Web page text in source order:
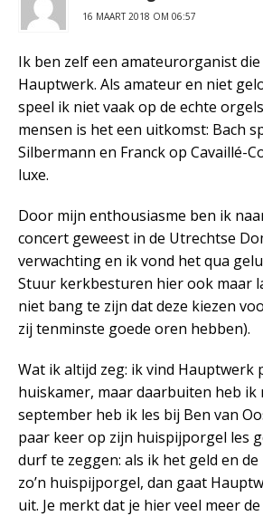
16 MAART 2018 OM 06:57
Ik ben zelf een amateurorganist
Hauptwerk. Als amateur en niet
speel ik niet vaak op de echte
mensen is het een uitkomst: Bach
Silbermann en Franck op Cavaillé-
luxe.
Door mijn enthousiasme ben ik
concert geweest in de Utrechtse
verwachting en ik vond het qua
Stuur kerkbesturen hier ook maar
niet bang te zijn dat deze kiezen
zij tenminste goede oren hebben).
Wat ik altijd zeg: ik vind Hauptwerk
huiskamer, maar daarbuiten heb ik
september heb ik les bij Ben van
paar keer op zijn huispijporgel les
durf te zeggen: als ik het geld en
zo’n huispijporgel, dan gaat
uit. Je merkt dat je hier veel meer